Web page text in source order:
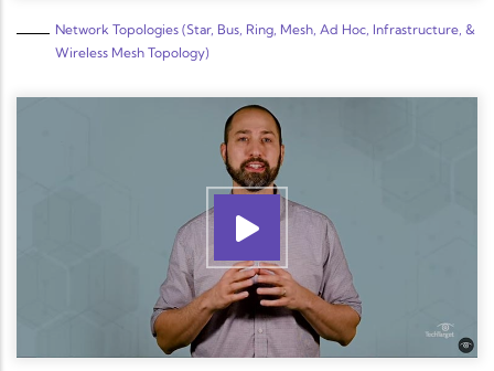
Network Topologies (Star, Bus, Ring, Mesh, Ad Hoc, Infrastructure, &
Wireless Mesh Topology)